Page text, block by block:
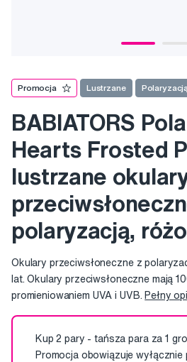
Promocja Lustrzane Polaryzacją
BABIATORS
Hearts Frosted
lustrzane
polaryzacją,
Okulary przeciwsłoneczne z
lat. Okulary przeciwsłoneczne mają
promieniowaniem UVA i UVB. Pełny
Kup 2 pary - tańsza para za 1
Promocja obowiązuje